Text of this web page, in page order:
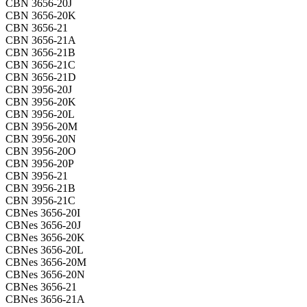
CBN 3656-20J
CBN 3656-20K
CBN 3656-21
CBN 3656-21A
CBN 3656-21B
CBN 3656-21C
CBN 3656-21D
CBN 3956-20J
CBN 3956-20K
CBN 3956-20L
CBN 3956-20M
CBN 3956-20N
CBN 3956-20O
CBN 3956-20P
CBN 3956-21
CBN 3956-21B
CBN 3956-21C
CBNes 3656-20I
CBNes 3656-20J
CBNes 3656-20K
CBNes 3656-20L
CBNes 3656-20M
CBNes 3656-20N
CBNes 3656-21
CBNes 3656-21A